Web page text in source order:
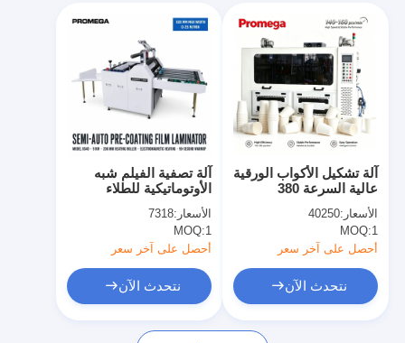
آلة تصفية الفيلم شبه
الأوتوماتيكية للطلاء
3300x1200x1400mm
الأسعار:7318
MOQ:1
أحصل على آخر سعر
نتحدث الآن
آلة تشكيل الأكواب الورقية
عالية السرعة 380
140-160 قطعة/الدقيقة
بـ PE/PLA/الغراء الحيوي
الأسعار:40250
MOQ:1
أحصل على آخر سعر
نتحدث الآن